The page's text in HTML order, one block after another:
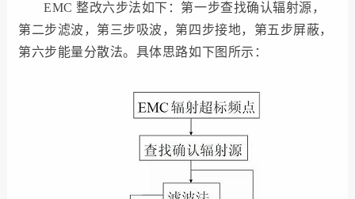
EMC 整改六步法如下：第一步查找确认辐射源，
第二步滤波，第三步吸波，第四步接地，第五步屏蔽，
第六步能量分散法。具体思路如下图所示：